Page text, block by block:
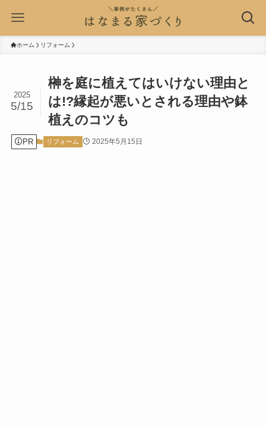
ホーム リフォーム
榊を庭に植えてはいけない理由と
は!?縁起が悪いとされる理由や鉢
植えのコツも
2025
5/15
PR リフォーム 2025年5月15日